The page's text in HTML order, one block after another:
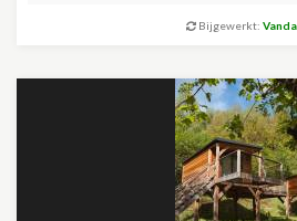
Bijgewerkt: